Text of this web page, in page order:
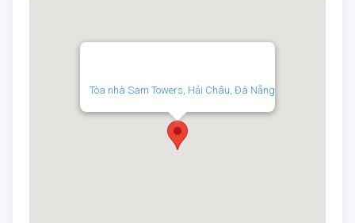
Tòa nhà Sam Towers, Hải Châu, Đà Nẵng